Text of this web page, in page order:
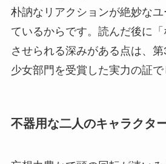
朴訥なリアクションが絶妙な
ているからです。読んだ後に「
させられる深みがある点は、
少女部門を受賞した実力の証で
不器用な二人のキャラクタ